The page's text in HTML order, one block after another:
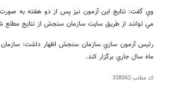
وي گفت: نتايج اين آزمون نيز پس از دو هفته به صورت
مي توانند از طريق سايت سازمان سنجش از نتايج مطلع
رئيس آزمون سازي سازمان سنجش اظهار داشت: سازمان
ماه سال جاري برگزار كند.
کد مطلب338062